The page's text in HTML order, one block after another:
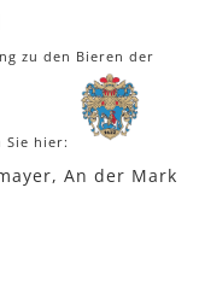
zu den Bieren der
Sie hier:
An der Mark